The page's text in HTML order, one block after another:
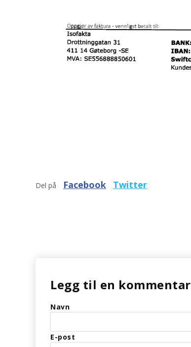
Del på Facebook Twitter
Legg til en kommentar
Navn
E-post